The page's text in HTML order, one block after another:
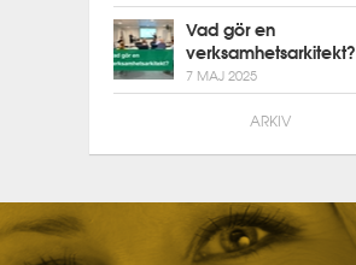
Vad gör en
verksamhetsarkitekt?
7 MAJ 2025
ARKIV